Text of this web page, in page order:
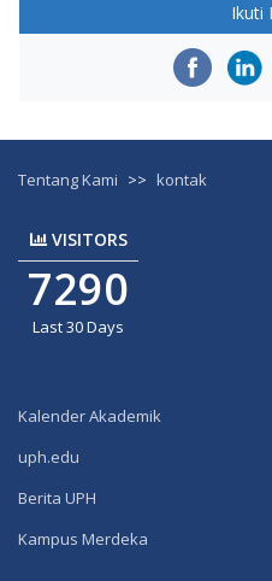
Ikuti
Tentang Kami >> kontak
VISITORS
7290
Last 30 Days
Kalender Akademik
uph.edu
Berita UPH
Kampus Merdeka